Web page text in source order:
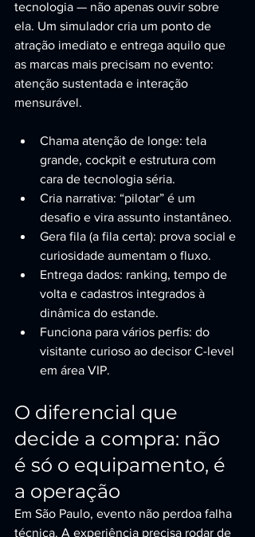
tecnologia — não apenas ouvir sobre
ela. Um simulador cria um ponto de
atração imediato e entrega aquilo que
as marcas mais precisam no evento:
atenção sustentada e interação
mensurável.
Chama atenção de longe: tela
grande, cockpit e estrutura com
cara de tecnologia séria.
Cria narrativa: “pilotar” é um
desafio e vira assunto instantâneo.
Gera fila (a fila certa): prova social e
curiosidade aumentam o fluxo.
Entrega dados: ranking, tempo de
volta e cadastros integrados à
dinâmica do estande.
Funciona para vários perfis: do
visitante curioso ao decisor C-level
em área VIP.
O diferencial que
decide a compra: não
é só o equipamento, é
a operação
Em São Paulo, evento não perdoa falha
técnica. A experiência precisa rodar de